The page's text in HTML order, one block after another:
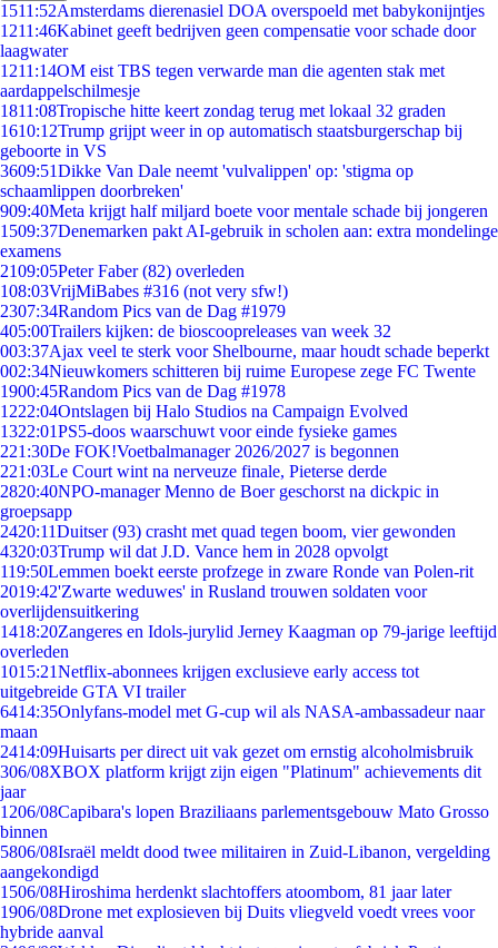
1511:52Amsterdams dierenasiel DOA overspoeld met babykonijntjes
1211:46Kabinet geeft bedrijven geen compensatie voor schade door
laagwater
1211:14OM eist TBS tegen verwarde man die agenten stak met
aardappelschilmesje
1811:08Tropische hitte keert zondag terug met lokaal 32 graden
1610:12Trump grijpt weer in op automatisch staatsburgerschap bij
geboorte in VS
3609:51Dikke Van Dale neemt 'vulvalippen' op: 'stigma op
schaamlippen doorbreken'
909:40Meta krijgt half miljard boete voor mentale schade bij jongeren
1509:37Denemarken pakt AI-gebruik in scholen aan: extra mondelinge
examens
2109:05Peter Faber (82) overleden
108:03VrijMiBabes #316 (not very sfw!)
2307:34Random Pics van de Dag #1979
405:00Trailers kijken: de bioscoopreleases van week 32
003:37Ajax veel te sterk voor Shelbourne, maar houdt schade beperkt
002:34Nieuwkomers schitteren bij ruime Europese zege FC Twente
1900:45Random Pics van de Dag #1978
1222:04Ontslagen bij Halo Studios na Campaign Evolved
1322:01PS5-doos waarschuwt voor einde fysieke games
221:30De FOK!Voetbalmanager 2026/2027 is begonnen
221:03Le Court wint na nerveuze finale, Pieterse derde
2820:40NPO-manager Menno de Boer geschorst na dickpic in
groepsapp
2420:11Duitser (93) crasht met quad tegen boom, vier gewonden
4320:03Trump wil dat J.D. Vance hem in 2028 opvolgt
119:50Lemmen boekt eerste profzege in zware Ronde van Polen-rit
2019:42'Zwarte weduwes' in Rusland trouwen soldaten voor
overlijdensuitkering
1418:20Zangeres en Idols-jurylid Jerney Kaagman op 79-jarige leeftijd
overleden
1015:21Netflix-abonnees krijgen exclusieve early access tot
uitgebreide GTA VI trailer
6414:35Onlyfans-model met G-cup wil als NASA-ambassadeur naar
maan
2414:09Huisarts per direct uit vak gezet om ernstig alcoholmisbruik
306/08XBOX platform krijgt zijn eigen "Platinum" achievements dit
jaar
1206/08Capibara's lopen Braziliaans parlementsgebouw Mato Grosso
binnen
5806/08Israël meldt dood twee militairen in Zuid-Libanon, vergelding
aangekondigd
1506/08Hiroshima herdenkt slachtoffers atoombom, 81 jaar later
1906/08Drone met explosieven bij Duits vliegveld voedt vrees voor
hybride aanval